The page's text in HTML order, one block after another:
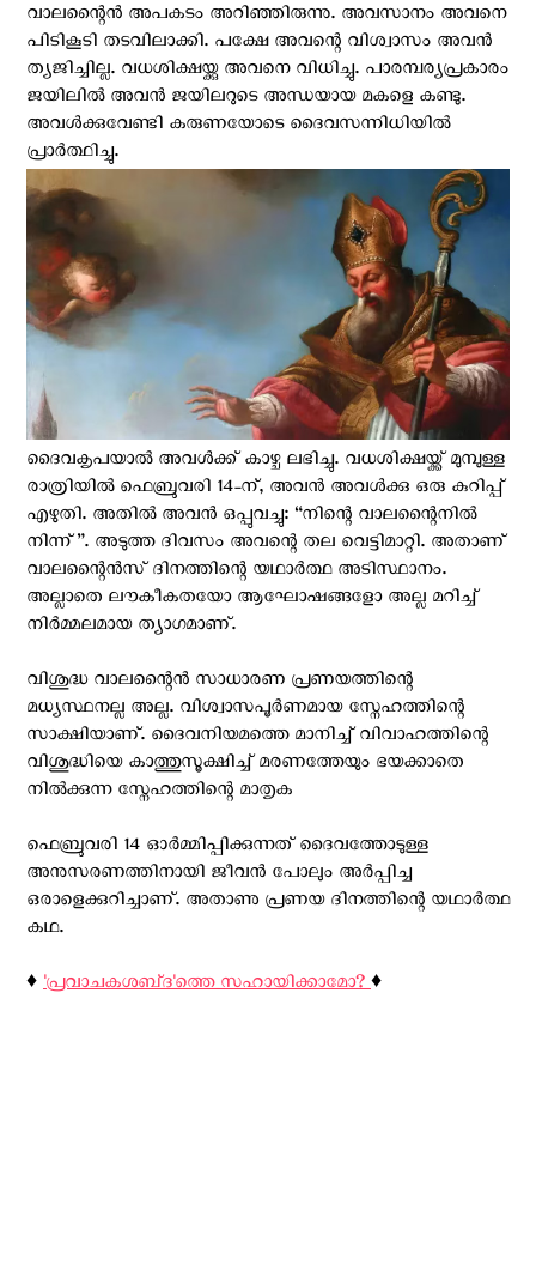
വാലന്റൈൻ അപകടം അറിഞ്ഞിരുന്നു. അവസാനം അവനെ
പിടികൂടി തടവിലാക്കി. പക്ഷേ അവന്റെ വിശ്വാസം അവൻ
ത്യജിച്ചില്ല. വധശിക്ഷയ്ക്കു അവനെ വിധിച്ചു. പാരമ്പര്യപ്രകാരം
ജയിലിൽ അവൻ ജയിലറുടെ അന്ധയായ മകളെ കണ്ടു.
അവൾക്കുവേണ്ടി കരുണയോടെ ദൈവസന്നിധിയിൽ
പ്രാർത്ഥിച്ചു.
ദൈവകൃപയാൽ അവൾക്ക് കാഴ്ച ലഭിച്ചു. വധശിക്ഷയ്ക്ക് മുമ്പുള്ള
രാത്രിയിൽ ഫെബ്രുവരി 14-ന്, അവൻ അവൾക്കു ഒരു കുറിപ്പ്
എഴുതി. അതിൽ അവൻ ഒപ്പുവച്ചു: “നിന്റെ വാലന്റൈനിൽ
നിന്ന്”. അടുത്ത ദിവസം അവന്റെ തല വെട്ടിമാറ്റി. അതാണ്
വാലന്റൈൻസ് ദിനത്തിന്റെ യഥാർത്ഥ അടിസ്ഥാനം.
അല്ലാതെ ലൗകീകതയോ ആഘോഷങ്ങളോ അല്ല മറിച്ച്
നിർമ്മലമായ ത്യാഗമാണ്.
വിശുദ്ധ വാലന്റൈൻ സാധാരണ പ്രണയത്തിന്റെ
മധ്യസ്ഥനല്ല അല്ല. വിശ്വാസപൂർണമായ സ്നേഹത്തിന്റെ
സാക്ഷിയാണ്. ദൈവനിയമത്തെ മാനിച്ച് വിവാഹത്തിന്റെ
വിശുദ്ധിയെ കാത്തുസൂക്ഷിച്ച് മരണത്തേയും ഭയക്കാതെ
നിൽക്കുന്ന സ്നേഹത്തിന്റെ മാതൃക
ഫെബ്രുവരി 14 ഓർമ്മിപ്പിക്കുന്നത് ദൈവത്തോടുള്ള
അനുസരണത്തിനായി ജീവൻ പോലും അർപ്പിച്ച
ഒരാളെക്കുറിച്ചാണ്. അതാണു പ്രണയ ദിനത്തിന്റെ യഥാർത്ഥ
കഥ.
♦️ 'പ്രവാചകശബ്‌ദ'ത്തെ സഹായിക്കാമോ?♦️